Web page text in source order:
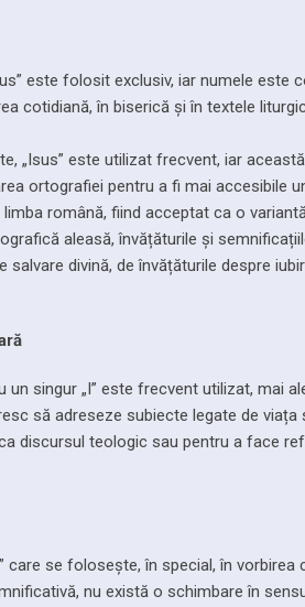
este folosit exclusiv, iar numele este
cotidiană, în biserică și în textele
„Isus” este utilizat frecvent, iar
ortografiei pentru a fi mai accesibile
română, fiind acceptat ca o
aleasă, învățăturile și
salvare divină, de învățăturile despre
singur „I” este frecvent utilizat, mai
să adreseze subiecte legate de viața
discursul teologic sau pentru a face
care se folosește, în special, în
nu există o schimbare în